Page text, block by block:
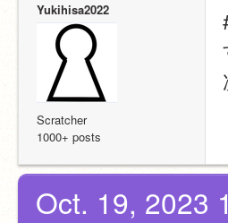
Yukihisa2022
Scratcher
1000+ posts
Oct. 19, 2023